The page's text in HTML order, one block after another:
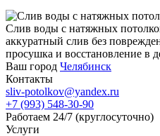
Слив воды с натяжных
аккуратный слив без
просушка и восстановление в
Ваш город Челябинск
Контакты
sliv-potolkov@yandex.ru
+7 (993) 548-30-90
Работаем 24/7 (круглосуточно)
Услуги